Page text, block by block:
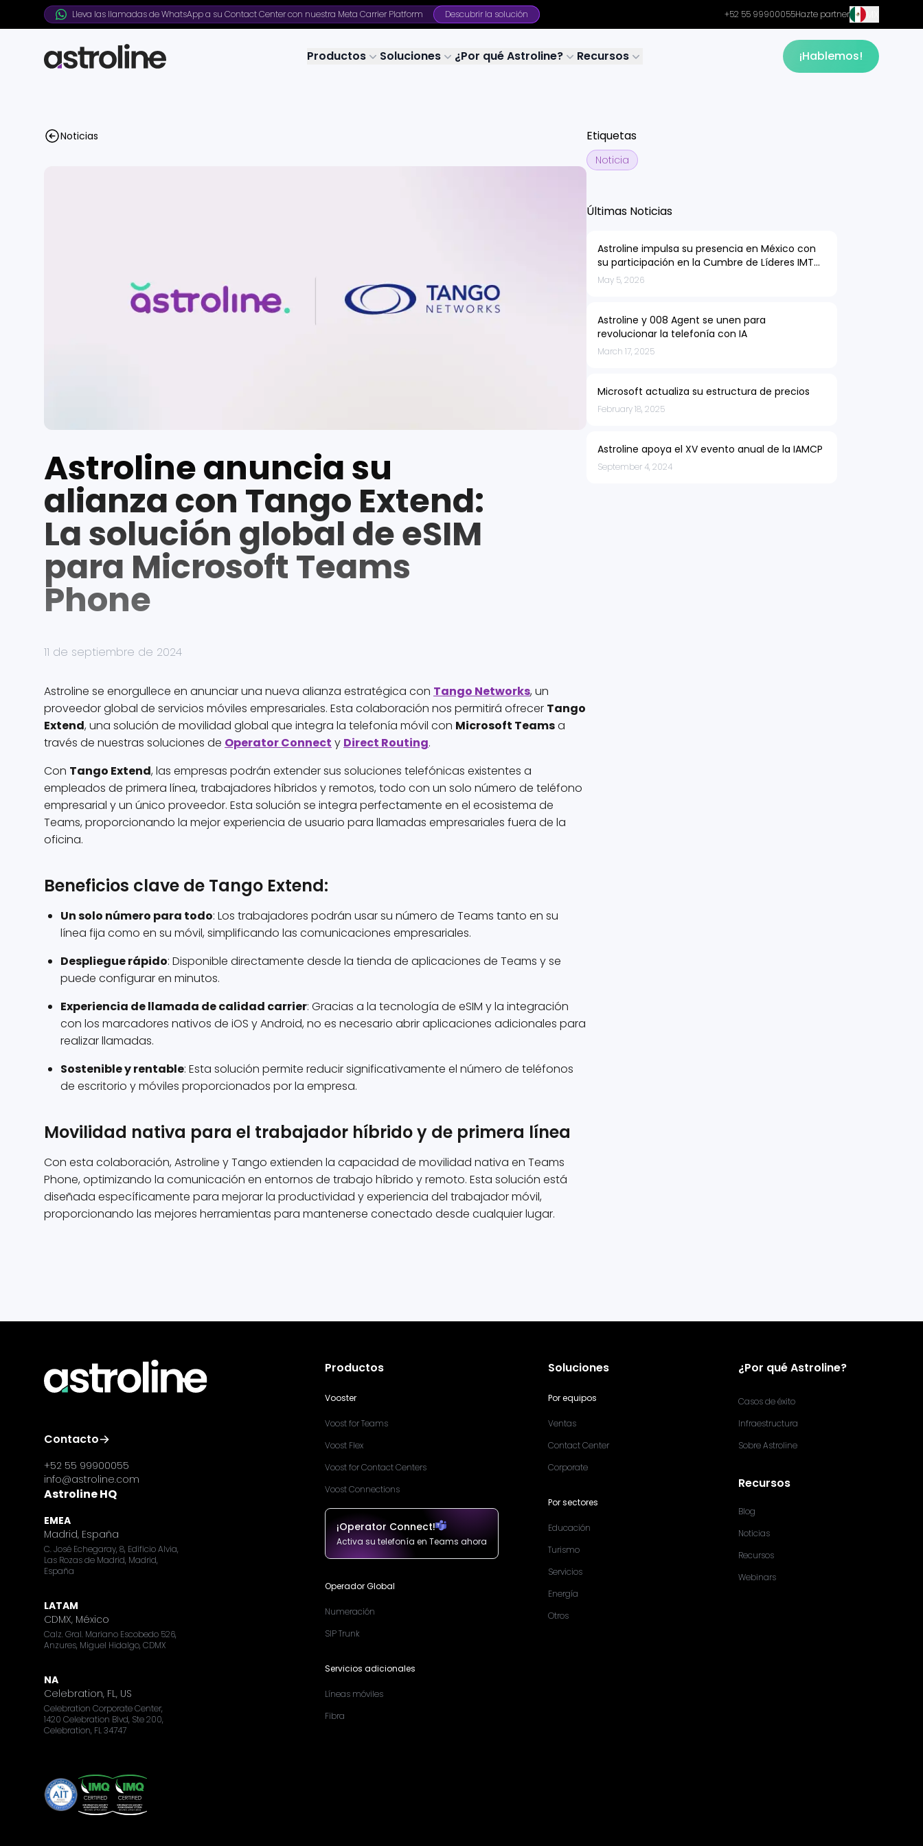
Lleva las llamadas de WhatsApp a su Contact Center con nuestra Meta Carrier Platform Descubrir la solución +52 55 99900055Hazte partner
Productos Soluciones ¿Por qué Astroline? Recursos ¡Hablemos!
Noticias
Astroline anuncia su
alianza con Tango Extend:
La solución global de eSIM
para Microsoft Teams
Phone
11 de septiembre de 2024
Astroline se enorgullece en anunciar una nueva alianza estratégica con Tango Networks, un
proveedor global de servicios móviles empresariales. Esta colaboración nos permitirá ofrecer Tango
Extend, una solución de movilidad global que integra la telefonía móvil con Microsoft Teamsa
través de nuestras soluciones de Operator Connect y Direct Routing.
Con Tango Extend, las empresas podrán extender sus soluciones telefónicas existentes a
empleados de primera línea, trabajadores híbridos y remotos, todo con un solo número de teléfono
empresarial y un único proveedor. Esta solución se integra perfectamente en el ecosistema de
Teams, proporcionando la mejor experiencia de usuario para llamadas empresariales fuera de la
oficina.
Beneficios clave de Tango Extend:
Un solo número para todo: Los trabajadores podrán usar su número de Teams tanto en su
línea fija como en su móvil, simplificando las comunicaciones empresariales.
Despliegue rápido: Disponible directamente desde la tienda de aplicaciones de Teams y se
puede configurar en minutos.
Experiencia de llamada de calidad carrier: Gracias a la tecnología de eSIM y la integración
con los marcadores nativos de iOS y Android, no es necesario abrir aplicaciones adicionales para
realizar llamadas.
Sostenible y rentable: Esta solución permite reducir significativamente el número de teléfonos
de escritorio y móviles proporcionados por la empresa.
Movilidad nativa para el trabajador híbrido y de primera línea
Con esta colaboración, Astroline y Tango extienden la capacidad de movilidad nativa en Teams
Phone, optimizando la comunicación en entornos de trabajo híbrido y remoto. Esta solución está
diseñada específicamente para mejorar la productividad y experiencia del trabajador móvil,
proporcionando las mejores herramientas para mantenerse conectado desde cualquier lugar.
Etiquetas
Noticia
Últimas Noticias
Astroline impulsa su presencia en México con
su participación en la Cumbre de Líderes IMT
2026
May 5, 2026
Astroline y 008 Agent se unen para
revolucionar la telefonía con IA
March 17, 2025
Microsoft actualiza su estructura de precios
February 18, 2025
Astroline apoya el XV evento anual de la IAMCP
September 4, 2024
Contacto
+52 55 99900055
info@astroline.com
Astroline HQ
EMEA
Madrid, España
C. José Echegaray, 8, Edificio Alvia,
Las Rozas de Madrid, Madrid,
España
LATAM
CDMX, México
Calz. Gral. Mariano Escobedo 526,
Anzures, Miguel Hidalgo, CDMX
NA
Celebration, FL, US
Celebration Corporate Center,
1420 Celebration Blvd, Ste 200,
Celebration, FL 34747
Productos
Vooster
Voost for Teams
Voost Flex
Voost for Contact Centers
Voost Connections
¡Operator Connect!
Activa su telefonía en Teams ahora
Operador Global
Numeración
SIP Trunk
Servicios adicionales
Líneas móviles
Fibra
Soluciones
Por equipos
Ventas
Contact Center
Corporate
Por sectores
Educación
Turismo
Servicios
Energía
Otros
¿Por qué Astroline?
Casos de éxito
Infraestructura
Sobre Astroline
Recursos
Blog
Noticias
Recursos
Webinars